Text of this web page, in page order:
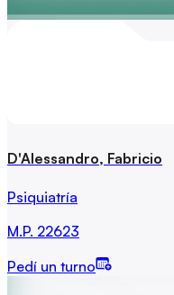
D'Alessandro, Fabricio
Psiquiatría
M.P. 22623
Pedí un turno